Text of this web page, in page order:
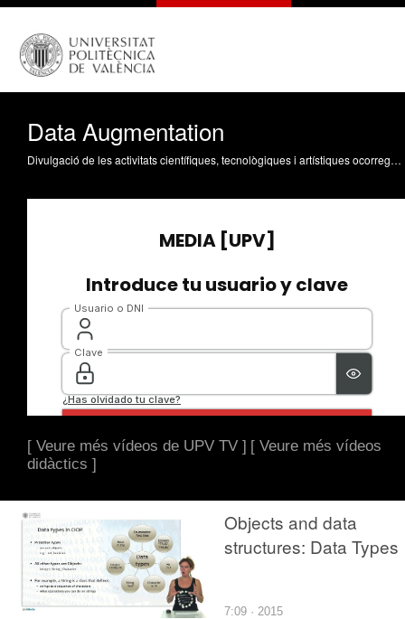
Data Augmentation
Divulgació de les activitats científiques, tecnològiques i artístiques ocorregudes en els tres campus de la UPV
[ Veure més vídeos de UPV TV ] [ Veure més vídeos
didàctics ]
Objects and data
structures: Data Types
7:09 · 2015